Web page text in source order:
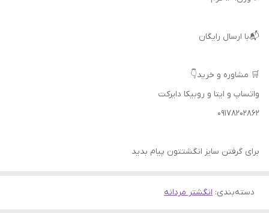
📬با ارسال رایگان
🛒 مشاوره و خرید👇
واتساپ و ایتا و روبیکا دایرکت
09178202862
برای گرفتن سایز انگشتتون پیام بدید
دسته‌بندی: انگشتر مردانه